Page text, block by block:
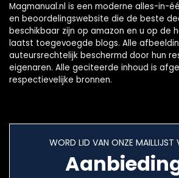
Magmanual.nl is een moderne alles-in-
en beoordelingswebsite die de beste
beschikbaar zijn op amazon en u op de
laatst toegevoegde blogs. Alle
auteursrechtelijk beschermd door hun
eigenaren. Alle geciteerde inhoud is
respectievelijke bronnen.
WORD LID VAN ONZE MAILLIJST